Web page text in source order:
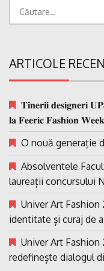
ARTICOLE
𝐓𝐢𝐧𝐞𝐫𝐢𝐢 𝐝𝐞𝐬𝐢𝐠𝐧𝐞𝐫𝐢
𝐥𝐚 𝐅𝐞𝐞𝐫𝐢𝐜 𝐅𝐚𝐬𝐡𝐢𝐨𝐧
O nouă generație
Absolventele
laureații concursului
Univer Art
identitate și curaj de
Univer Art
redefinește dialogul